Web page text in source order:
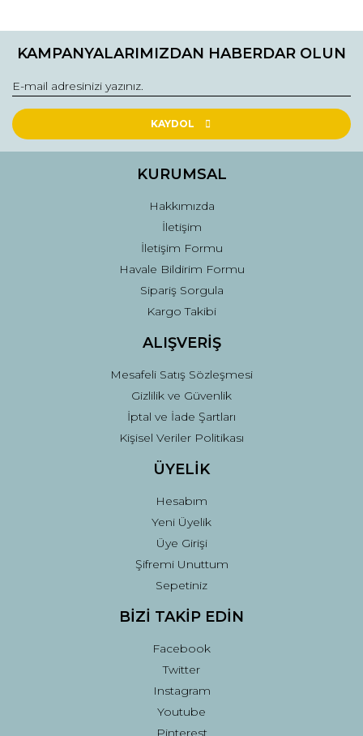
Ürün bilgilerinde hatalar bulunuyor.
Ürün fiyatı diğer sitelerden daha pahalı.
KAMPANYALARIMIZDAN HABERDAR OLUN
KAYDOL
KURUMSAL
Hakkımızda
İletişim
İletişim Formu
Havale Bildirim Formu
Sipariş Sorgula
Kargo Takibi
ALIŞVERİŞ
Mesafeli Satış Sözleşmesi
Gizlilik ve Güvenlik
İptal ve İade Şartları
Kişisel Veriler Politikası
ÜYELİK
Hesabım
Yeni Üyelik
Üye Girişi
Şifremi Unuttum
Sepetiniz
BİZİ TAKİP EDİN
Facebook
Twitter
Instagram
Youtube
Pinterest